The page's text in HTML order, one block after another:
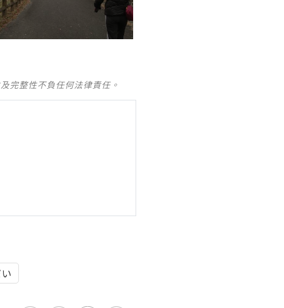
完整性不負任何法律責任。